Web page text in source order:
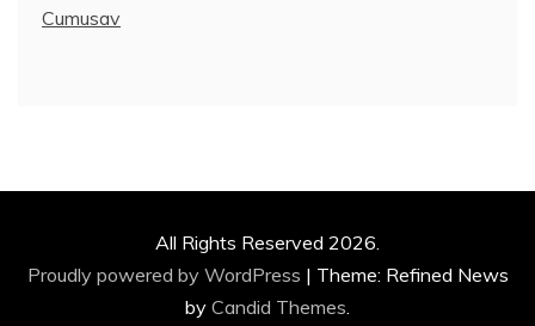
Cumusav
All Rights Reserved 2026.
Proudly powered by WordPress | Theme: Refined News
by Candid Themes